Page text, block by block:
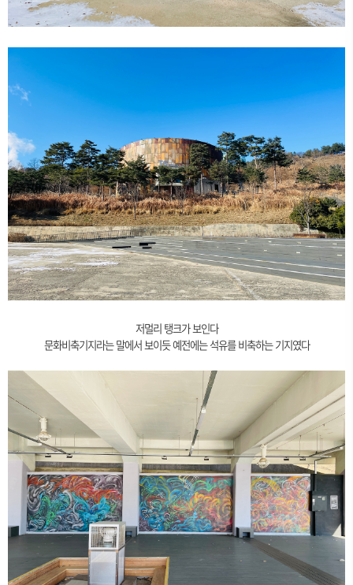
저멀리 탱크가 보인다
문화비축기지라는 말에서 보이듯 예전에는 석유를 비축하는 기지였다